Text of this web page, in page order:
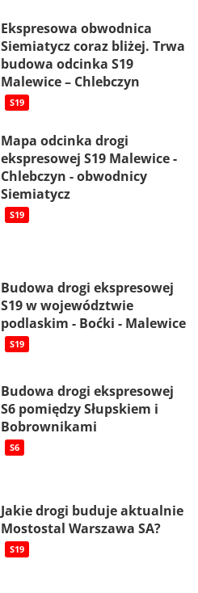
Ekspresowa obwodnica
Siemiatycz coraz bliżej. Trwa
budowa odcinka S19
Malewice – Chlebczyn
S19
Mapa odcinka drogi
ekspresowej S19 Malewice -
Chlebczyn - obwodnicy
Siemiatycz
S19
Budowa drogi ekspresowej
S19 w województwie
podlaskim - Boćki - Malewice
S19
Budowa drogi ekspresowej
S6 pomiędzy Słupskiem i
Bobrownikami
S6
Jakie drogi buduje aktualnie
Mostostal Warszawa SA?
S19